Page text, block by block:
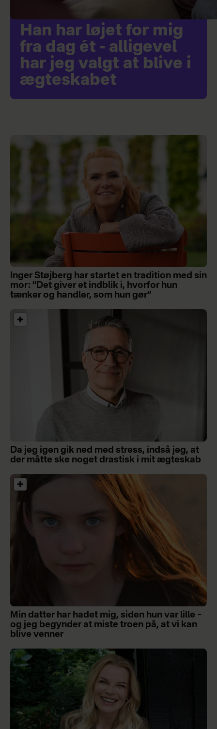
Han har løjet for mig
fra dag ét - alligevel
har jeg valgt at blive i
ægteskabet
Inger Støjberg har startet en tradition med sin
mor: ”Det giver et indblik i, hvorfor hun
tænker og handler, som hun gør”
Da jeg igen gik ned med stress, indså jeg, at
der måtte ske noget drastisk i mit ægteskab
Min datter har hadet mig, siden hun var lille –
og jeg begynder at miste troen på, at vi kan
blive venner